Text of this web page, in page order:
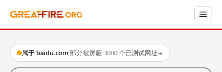
属于 baidu.com·部分被屏蔽·3000 个已测试网址→